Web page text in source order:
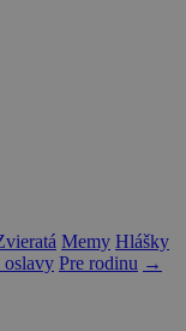
Memy Hlášky
oslavy Pre rodinu →